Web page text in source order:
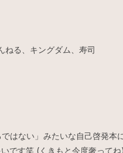
ねる、キングダム、寿司
ではない」みたいな自己啓発
です笑 (くきもと今度奢って